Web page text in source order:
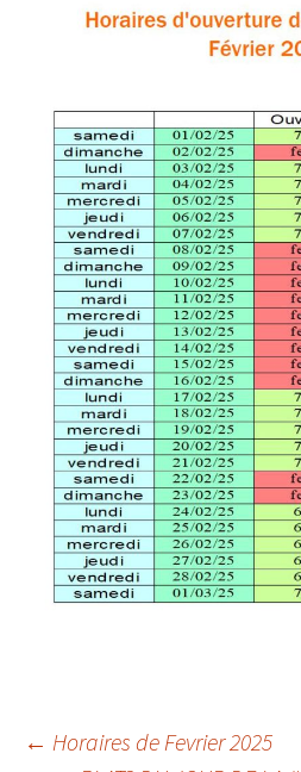
← Horaires de Fevrier 2025